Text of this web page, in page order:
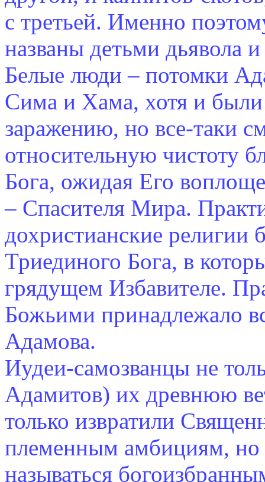
с третьей. Именно
названы детьми дьявола
Белые люди – потомки
Сима и Хама, хотя и
заражению, но все-таки
относительную чистоту
Бога, ожидая Его
– Спасителя Мира.
дохристианские
Триединого Бога, в
грядущем Избавителе.
Божьими принадлежало
Адамова.
Иудеи-самозванцы не
Адамитов) их древнюю
только извратили
племенным амбициям, но
называться